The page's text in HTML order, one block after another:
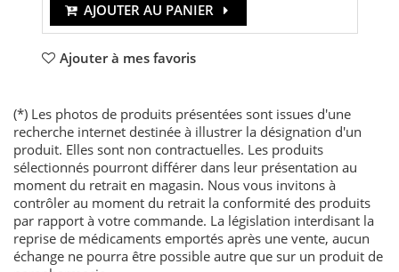
AJOUTER AU PANIER
Ajouter à mes favoris
(*) Les photos de produits présentées sont issues d'une
recherche internet destinée à illustrer la désignation d'un
produit. Elles sont non contractuelles. Les produits
sélectionnés pourront différer dans leur présentation au
moment du retrait en magasin. Nous vous invitons à
contrôler au moment du retrait la conformité des produits
par rapport à votre commande. La législation interdisant la
reprise de médicaments emportés après une vente, aucun
échange ne pourra être possible autre que sur un produit de